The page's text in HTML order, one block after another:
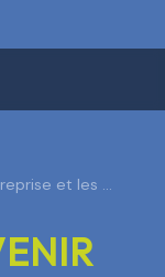
et les …